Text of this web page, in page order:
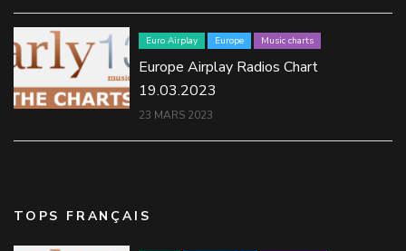
Euro Airplay Europe Music charts
Europe Airplay Radios Chart
19.03.2023
23 MARS 2023
TOPS FRANÇAIS